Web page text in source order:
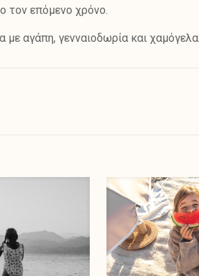
τον επόμενο χρόνο.
με αγάπη, γενναιοδωρία και χαμόγελα.